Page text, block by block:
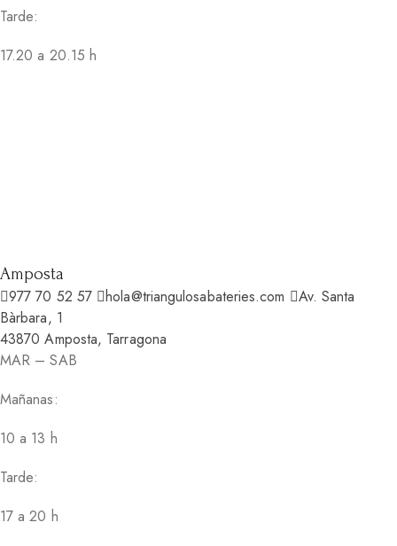
Tarde:
17.20 a 20.15 h
Amposta
977 70 52 57 hola@triangulosabateries.com
Av. Santa
Bàrbara, 1
43870 Amposta, Tarragona
MAR – SAB
Mañanas:
10 a 13 h
Tarde:
17 a 20 h